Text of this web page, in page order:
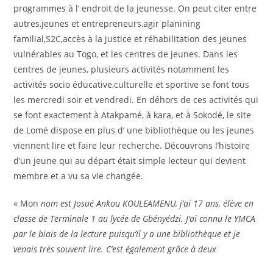
programmes à l’ endroit de la jeunesse. On peut citer entre
autres,jeunes et entrepreneurs,agir planining
familial,S2C,accès à la justice et réhabilitation des jeunes
vulnérables au Togo, et les centres de jeunes. Dans les
centres de jeunes, plusieurs activités notamment les
activités socio éducative,culturelle et sportive se font tous
les mercredi soir et vendredi. En déhors de ces activités qui
se font exactement à Atakpamé, à kara, et à Sokodé, le site
de Lomé dispose en plus d’ une bibliothèque ou les jeunes
viennent lire et faire leur recherche. Découvrons l’histoire
d’un jeune qui au départ était simple lecteur qui devient
membre et a vu sa vie changée.
« Mon nom est Josué Ankou KOULEAMENU, j’ai 17 ans, élève en
classe de Terminale 1 au lycée de Gbényédzi. J’ai connu le YMCA
par le biais de la lecture puisqu’il y a une bibliothèque et je
venais très souvent lire. C’est également grâce à deux